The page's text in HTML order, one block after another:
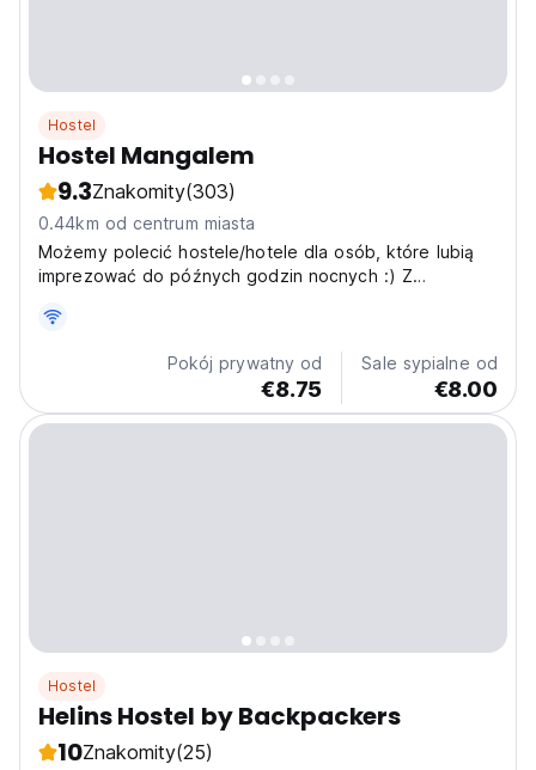
Hostel
Hostel Mangalem
9.3Znakomity(303)
0.44km od centrum miasta
Możemy polecić hostele/hotele dla osób, które lubią
imprezować do późnych godzin nocnych :) Z
zgodnie z wymogami światowego dziedzictwa UNESCO
Pokój prywatny od
€8.75
Sale sypialne od
€8.00
Hostel
Helins Hostel by Backpackers
10Znakomity(25)